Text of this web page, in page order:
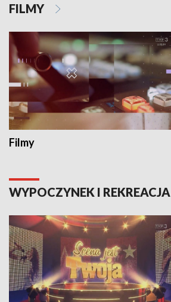
FILMY
Filmy
WYPOCZYNEK I REKREACJA